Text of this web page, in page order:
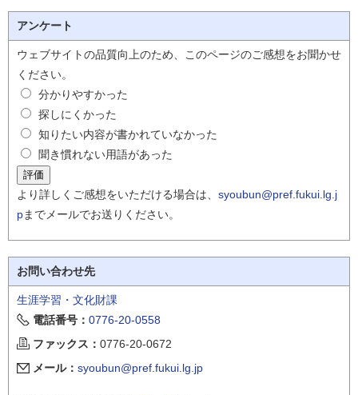
アンケート
ウェブサイトの品質向上のため、このページのご感想をお聞かせ
ください。
分かりやすかった
探しにくかった
知りたい内容が書かれていなかった
聞き慣れない用語があった
より詳しくご感想をいただける場合は、 syoubun@pref.fukui.lg.j
pまでメールでお送りください。
お問い合わせ先
生涯学習・文化財課
電話番号： 0776-20-0558
ファックス： 0776-20-0672
メール： syoubun@pref.fukui.lg.jp